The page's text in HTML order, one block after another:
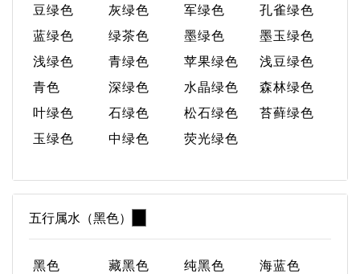
豆绿色
灰绿色 军绿色
孔雀绿色
蓝绿色
绿茶色 墨绿色
墨玉绿色
浅绿色
青绿色 苹果绿色
浅豆绿色
青色
深绿色 水晶绿色
森林绿色
叶绿色
石绿色 松石绿色
苔藓绿色
玉绿色
中绿色 荧光绿色
五行属水（黑色）
黑色 藏黑色 纯黑色
海蓝色